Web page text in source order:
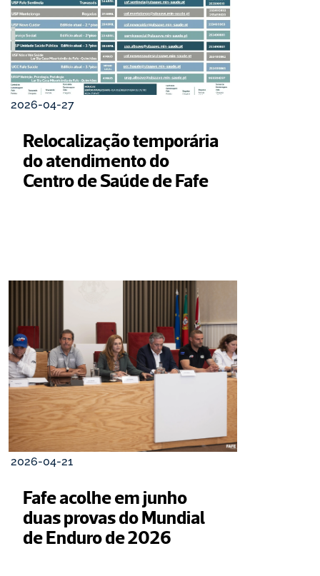
2026-04-27
Relocalização temporária
do atendimento do
Centro de Saúde de Fafe
2026-04-21
Fafe acolhe em junho
duas provas do Mundial
de Enduro de 2026